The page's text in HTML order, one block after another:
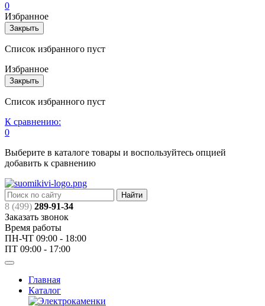
0
Избранное
Закрыть
Список избранного пуст
Избранное
Закрыть
Список избранного пуст
К сравнению:
0
Выберите в каталоге товары и воспользуйтесь опцией
добавить к сравнению
Найти
8 (499) 289-91-34
Заказать звонок
Время работы
ПН-ЧТ 09:00 - 18:00
ПТ 09:00 - 17:00
Главная
Каталог